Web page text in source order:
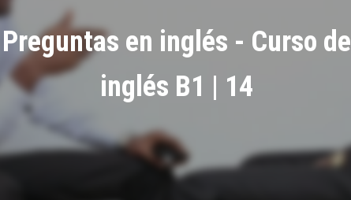
Preguntas en inglés - Curso de
inglés B1 | 14